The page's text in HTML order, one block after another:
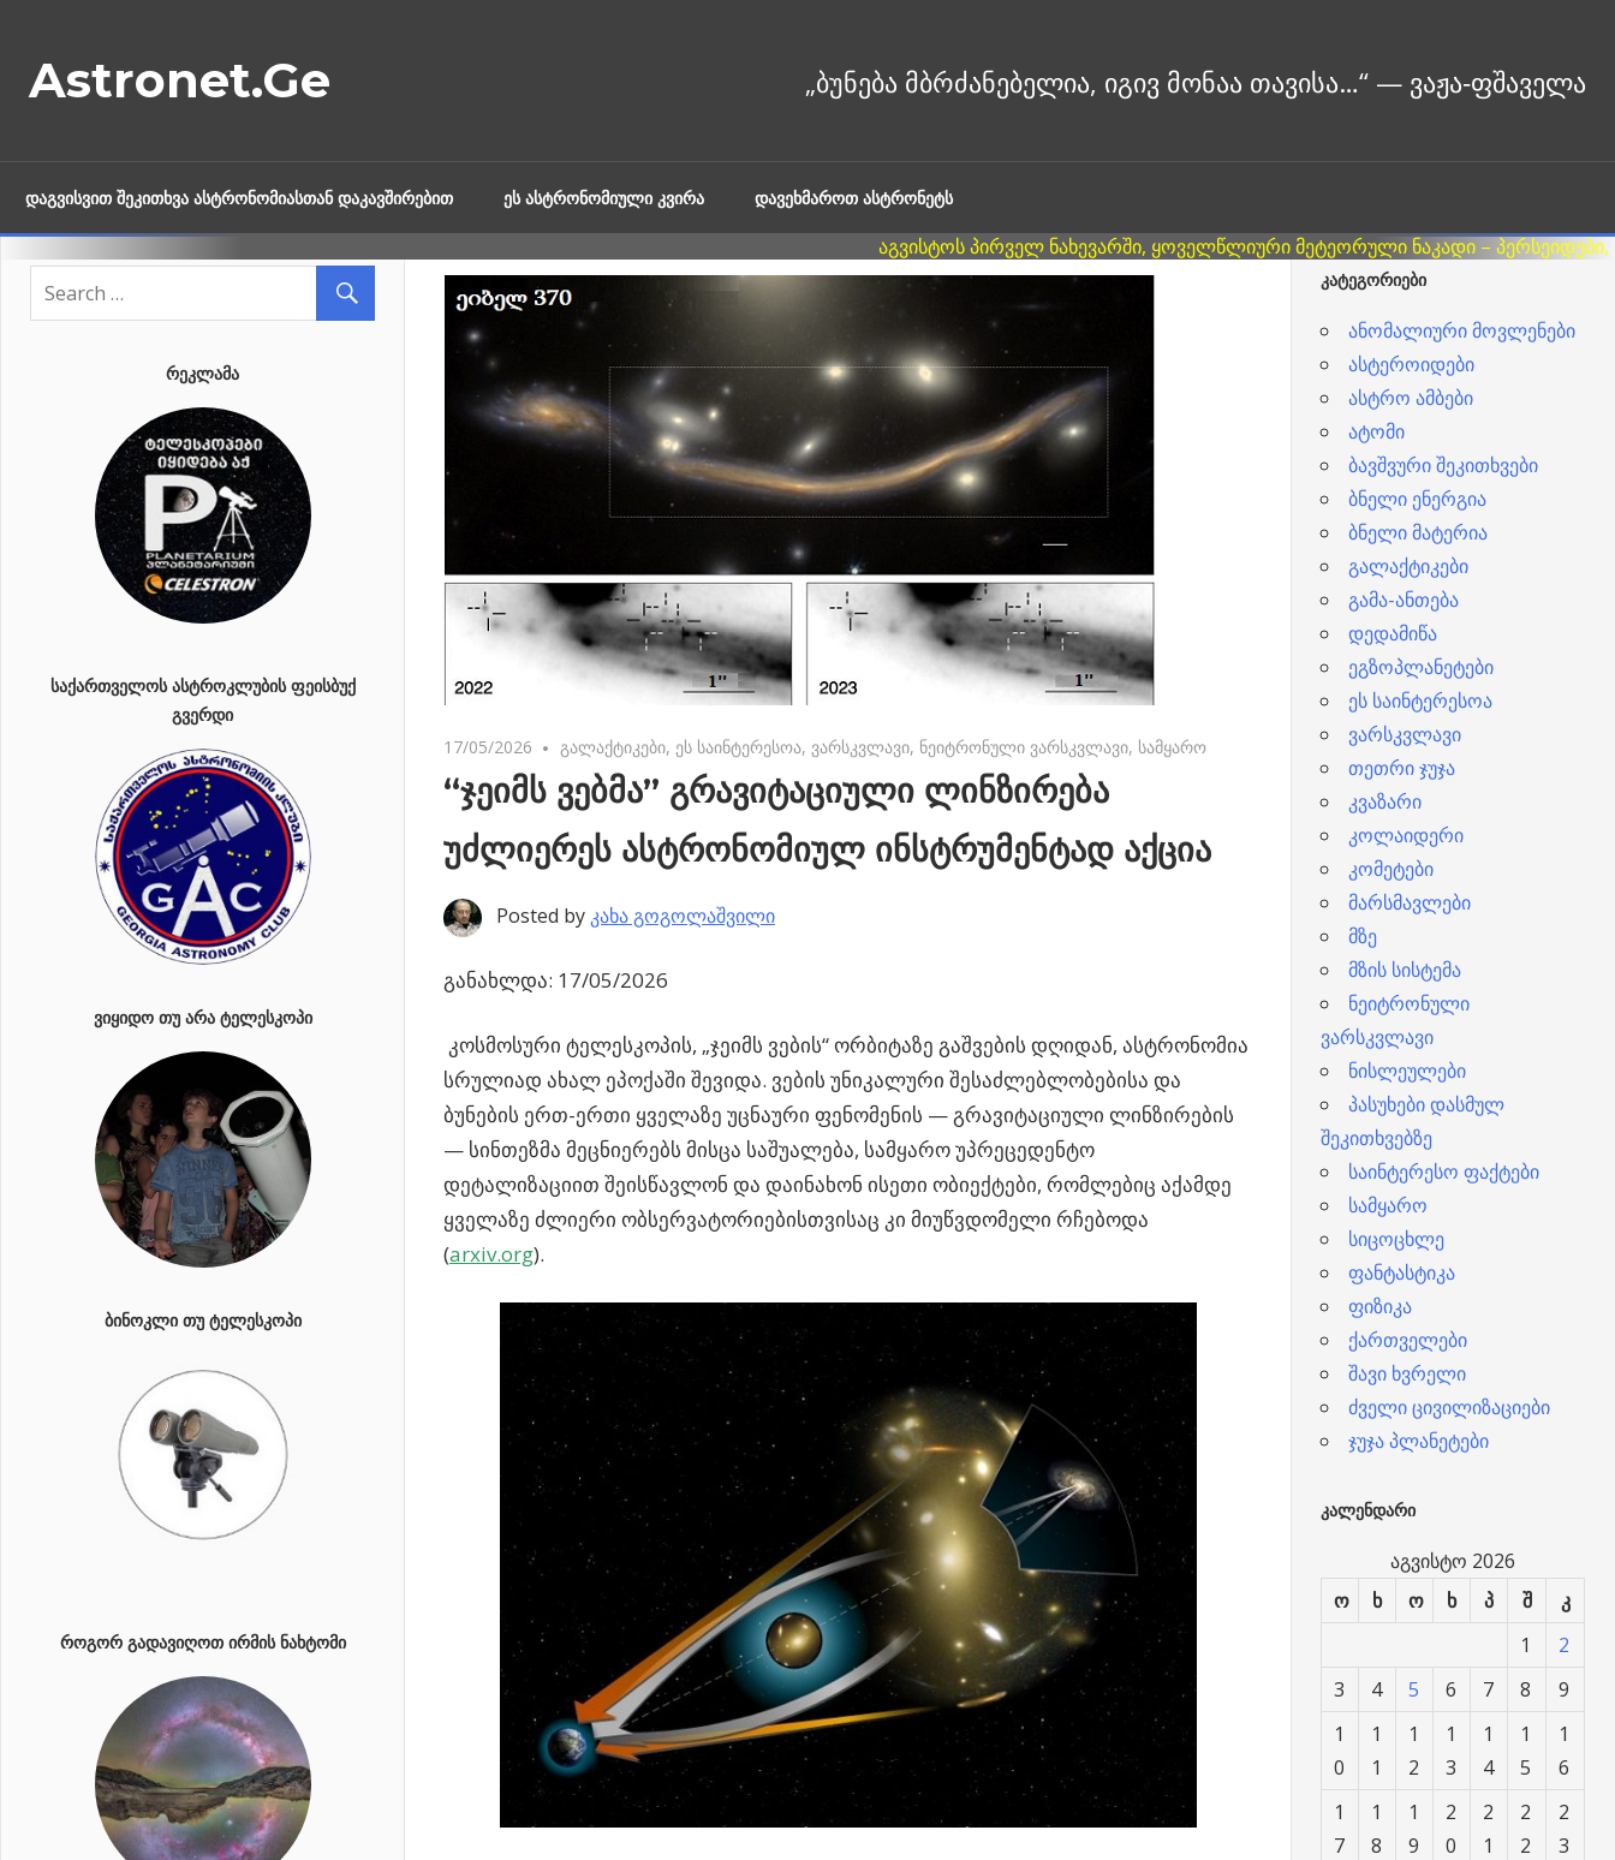
content
Astronet.Ge
ᲓᲐᲒᲕᲘᲡᲕᲘᲗ ᲨᲔᲙᲘᲗᲮᲕᲐ ᲐᲡᲢᲠᲝᲜᲝᲛᲘᲐᲡᲗᲐᲜ ᲓᲐᲙᲐᲕᲨᲘᲠᲔᲑᲘᲗ ᲔᲡ ᲐᲡᲢᲠᲝᲜᲝᲛᲘᲣᲚᲘ ᲙᲕᲘᲠᲐ ᲓᲐᲕᲔᲮᲛᲐᲠᲝᲗ ᲐᲡᲢᲠᲝᲜᲔᲢᲡ
17/05/2026 No comments
გალაქტიკები, ეს საინტერესოა, ვარსკვლავი, ნეიტრონული ვარსკვლავი, სამყარო
“ჯეიმს ვებმა” გრავიტაციული ლინზირება
უძლიერეს ასტრონომიულ ინსტრუმენტად აქცია
Posted by კახა გოგოლაშვილი
განახლდა: 17/05/2026
კოსმოსური ტელესკოპის, „ჯეიმს ვების“ ორბიტაზე გაშვების დღიდან, ასტრონომია
სრულიად ახალ ეპოქაში შევიდა. ვების უნიკალური შესაძლებლობებისა და
ბუნების ერთ-ერთი ყველაზე უცნაური ფენომენის — გრავიტაციული ლინზირების
— სინთეზმა მეცნიერებს მისცა საშუალება, სამყარო უპრეცედენტო
დეტალიზაციით შეისწავლონ და დაინახონ ისეთი ობიექტები, რომლებიც აქამდე
ყველაზე ძლიერი ობსერვატორიებისთვისაც კი მიუწვდომელი რჩებოდა
(arxiv.org).
ᲠᲔᲙᲚᲐᲛᲐ
ᲡᲐᲥᲐᲠᲗᲕᲔᲚᲝᲡ ᲐᲡᲢᲠᲝᲙᲚᲣᲑᲘᲡ ᲤᲔᲘᲡᲑᲣᲥ
ᲒᲕᲔᲠᲓᲘ
ᲕᲘᲧᲘᲓᲝ ᲗᲣ ᲐᲠᲐ ᲢᲔᲚᲔᲡᲙᲝᲞᲘ
ᲑᲘᲜᲝᲙᲚᲘ ᲗᲣ ᲢᲔᲚᲔᲡᲙᲝᲞᲘ
ᲠᲝᲒᲝᲠ ᲒᲐᲓᲐᲕᲘᲦᲝᲗ ᲘᲠᲛᲘᲡ ᲜᲐᲮᲢᲝᲛᲘ
ᲙᲐᲢᲔᲒᲝᲠᲘᲔᲑᲘ
ანომალიური მოვლენები
ასტეროიდები
ასტრო ამბები
ატომი
ბავშვური შეკითხვები
ბნელი ენერგია
ბნელი მატერია
გალაქტიკები
გამა-ანთება
დედამიწა
ეგზოპლანეტები
ეს საინტერესოა
ვარსკვლავი
თეთრი ჯუჯა
კვაზარი
კოლაიდერი
კომეტები
მარსმავლები
მზე
მზის სისტემა
ნეიტრონული
ვარსკვლავი
ნისლეულები
პასუხები დასმულ
შეკითხვებზე
საინტერესო ფაქტები
სამყარო
სიცოცხლე
ფანტასტიკა
ფიზიკა
ქართველები
შავი ხვრელი
ძველი ცივილიზაციები
ჯუჯა პლანეტები
ᲙᲐᲚᲔᲜᲓᲐᲠᲘ
აგვისტო 2026
ო
ხ ო ხ პ შ კ
1
2
3
4 5 6 7 8
9
1
0
1
1
1
2
1
3
1
4
1
5
1
6
1
7
1
8
1
9
2
0
2
1
2
2
2
3